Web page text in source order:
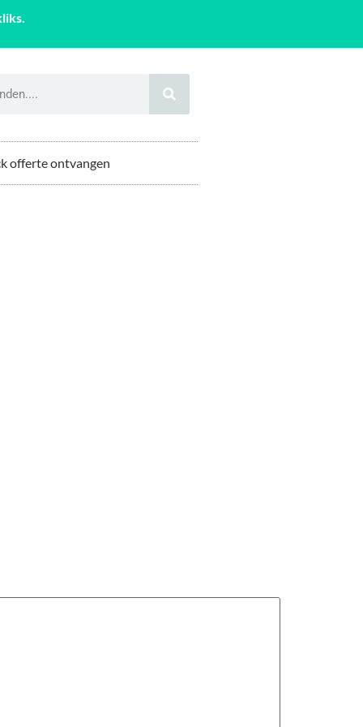
offerte ontvangen